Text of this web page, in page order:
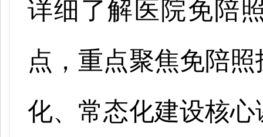
详细了解医院免陪
点，重点聚焦免陪
化、常态化建设核